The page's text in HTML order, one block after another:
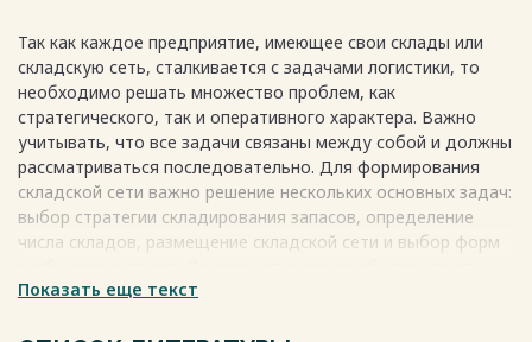
складирования…………………….
………………………………………………...16
3.3. Расчет экономической эффективности предложенных
мероприятий………………………………………………………………………...21
Заключение………………………………………………………………………….24
Список
Весь текст будет доступен
Так как каждое предприятие, имеющее свои склады или
складскую сеть, сталкивается с задачами логистики, то
необходимо решать множество проблем, как
стратегического, так и оперативного характера. Важно
учитывать, что все задачи связаны между собой и должны
рассматриваться последовательно. Для формирования
складской сети важно решение нескольких основных задач:
выбор стратегии складирования запасов, определение
числа складов, размещение складской сети и выбор форм
эффективное функционирование предприятия и его
Показать еще текст